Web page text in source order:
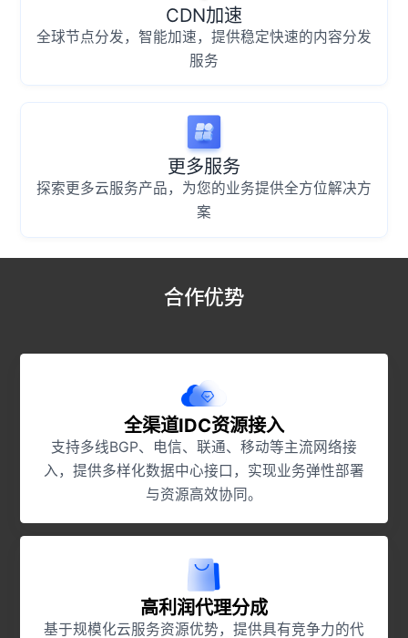
CDN加速
全球节点分发，智能加速，提供稳定快速的内容分发
服务
更多服务
探索更多云服务产品，为您的业务提供全方位解决方
案
合作优势
全渠道IDC资源接入
支持多线BGP、电信、联通、移动等主流网络接
入，提供多样化数据中心接口，实现业务弹性部署
与资源高效协同。
高利润代理分成
基于规模化云服务资源优势，提供具有竞争力的代